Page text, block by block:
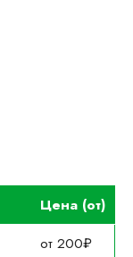
Цена (от)
от 200₽